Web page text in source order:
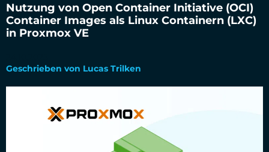
Nutzung von Open Container Initiative (OCI)
Container Images als Linux Containern (LXC)
in Proxmox VE
Geschrieben von Lucas Trilken